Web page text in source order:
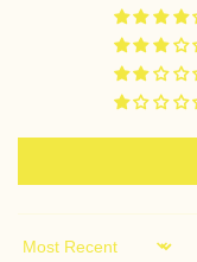
Sort by